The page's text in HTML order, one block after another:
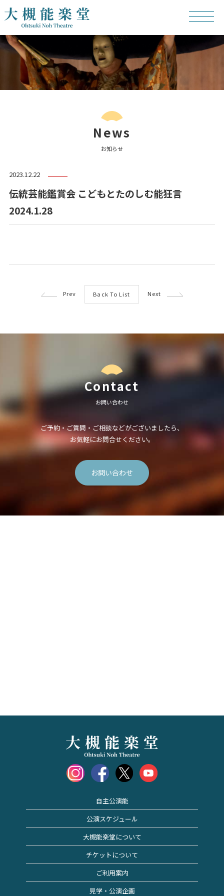
News
お知らせ
2023.12.22
伝統芸能鑑賞会 こどもとたのしむ能狂言
2024.1.28
Prev Back To List Next
Contact
お問い合わせ
ご予約・ご質問・ご相談などがございましたら、
お気軽にお問合せください。
お問い合わせ
自主公演能
公演スケジュール
大槻能楽堂について
チケットについて
ご利用案内
見学・公演企画